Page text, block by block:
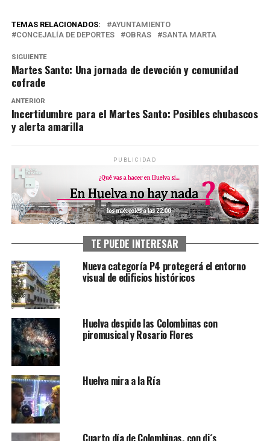
TEMAS RELACIONADOS:
AYUNTAMIENTO
CONCEJALÍA DE DEPORTES
OBRAS SANTA MARTA
SIGUIENTE
Martes Santo: Una jornada de devoción y comunidad
cofrade
ANTERIOR
Incertidumbre para el Martes Santo: Posibles chubascos
y alerta amarilla
PUBLICIDAD
TE PUEDE INTERESAR
Nueva categoría P4 protegerá el entorno
visual de edificios históricos
Huelva despide las Colombinas con
piromusical y Rosario Flores
Huelva mira a la Ría